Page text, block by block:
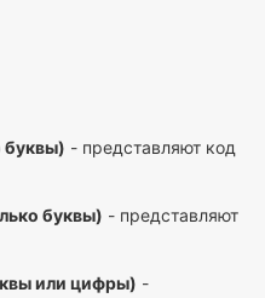
буквы) - представляют код
буквы) - представляют
или цифры) -